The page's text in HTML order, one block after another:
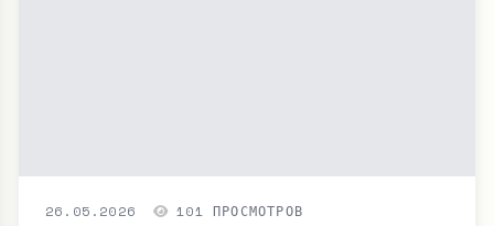
26.05.2026 101 ПРОСМОТРОВ